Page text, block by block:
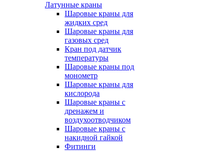
Латунные краны
Шаровые краны для
жидких сред
Шаровые краны для
газовых сред
Кран под датчик
температуры
Шаровые краны под
монометр
Шаровые краны для
кислорода
Шаровые краны с
дренажем и
воздухоотводчиком
Шаровые краны с
накидной гайкой
Фитинги